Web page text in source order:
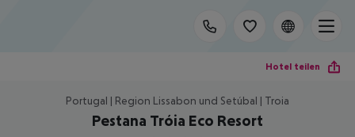
Hotel teilen
Portugal | Region Lissabon und Setúbal | Troia
Pestana Tróia Eco Resort